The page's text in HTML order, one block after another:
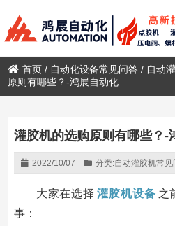
首页 / 自动化设备常见问答 / 自动
原则有哪些？-鸿展自动化
灌胶机的选购原则有哪些？-
2022/10/07 分类:自动灌胶机常见
大家在选择 灌胶机设备 之
事：